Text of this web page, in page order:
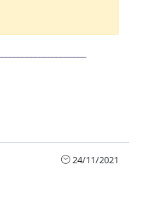
24/11/2021